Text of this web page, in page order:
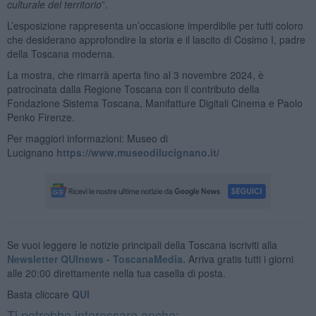
culturale del territorio”.
L’esposizione rappresenta un’occasione imperdibile per tutti coloro
che desiderano approfondire la storia e il lascito di Cosimo I, padre
della Toscana moderna.
La mostra, che rimarrà aperta fino al 3 novembre 2024, è
patrocinata dalla Regione Toscana con il contributo della
Fondazione Sistema Toscana, Manifatture Digitali Cinema e Paolo
Penko Firenze.
Per maggiori informazioni: Museo di
Lucignano https://www.museodilucignano.it/
Se vuoi leggere le notizie principali della Toscana iscriviti alla
Newsletter QUInews - ToscanaMedia. Arriva gratis tutti i giorni
alle 20:00 direttamente nella tua casella di posta.
Basta cliccare QUI